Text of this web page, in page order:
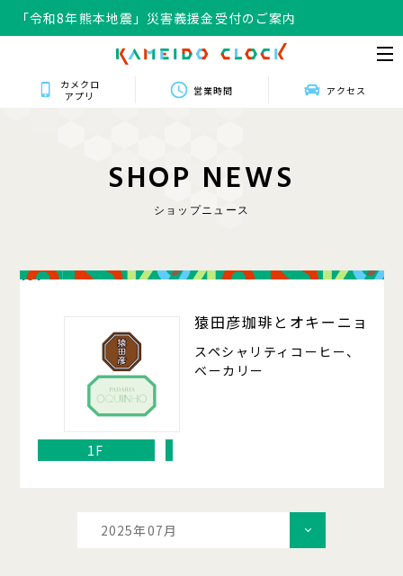
「令和8年熊本地震」災害義援金受付のご案内
カメクロ
アプリ
営業時間 アクセス
SHOP NEWS
ショップニュース
101
猿田彦珈琲とオキーニョ
スペシャリティコーヒー、
ベーカリー
1F
2025年07月